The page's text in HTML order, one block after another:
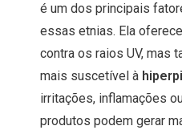
é um dos principais
essas etnias. Ela
contra os raios UV, mas
mais suscetível à
irritações, inflamações
produtos podem gerar